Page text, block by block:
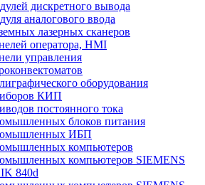
дискретного вывода
аналогового ввода
лазерных сканеров
оператора, HMI
управления
оборудования
КИП
постоянного тока
блоков питания
ИБП
компьютеров
компьютеров SIEMENS
840d